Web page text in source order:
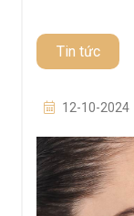
Tin tức
12-10-2024